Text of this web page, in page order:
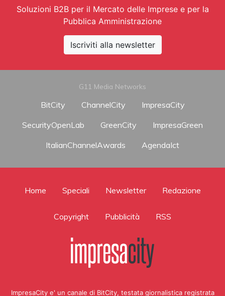
Soluzioni B2B per il Mercato delle Imprese e per la
Pubblica Amministrazione
Iscriviti alla newsletter
G11 Media Networks
BitCity ChannelCity
ImpresaCity
SecurityOpenLab
GreenCity
ImpresaGreen
ItalianChannelAwards
AgendaIct
Home Speciali Newsletter Redazione
Copyright Pubblicità RSS
ImpresaCity e' un canale di BitCity, testata giornalistica registrata